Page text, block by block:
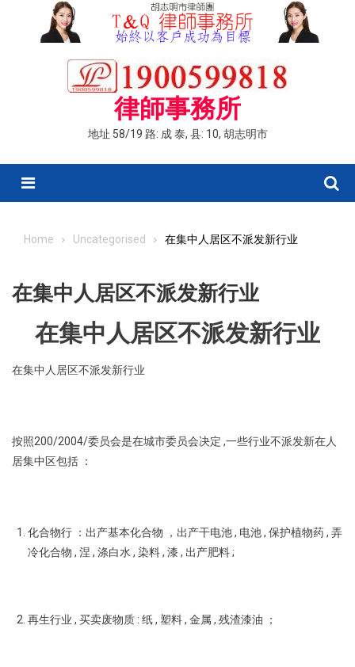
律師事務所
地址 58/19 路: 成 泰, 县: 10, 胡志明市
Menu
Home Uncategorised 在集中人居区不派发新行业
在集中人居区不派发新行业
在集中人居区不派发新行业
在集中人居区不派发新行业
按照200/2004/委员会是在城市委员会决定 ,一些行业不派发新在人
居集中区包括 ：
化合物行 ：出产基本化合物 ，出产干电池 , 电池 , 保护植物药 , 弄
冷化合物 , 涅 , 涤白水 , 染料 , 漆 , 出产肥料 ;
再生行业 , 买卖废物质 : 纸 , 塑料 , 金属 , 残渣漆油 ；